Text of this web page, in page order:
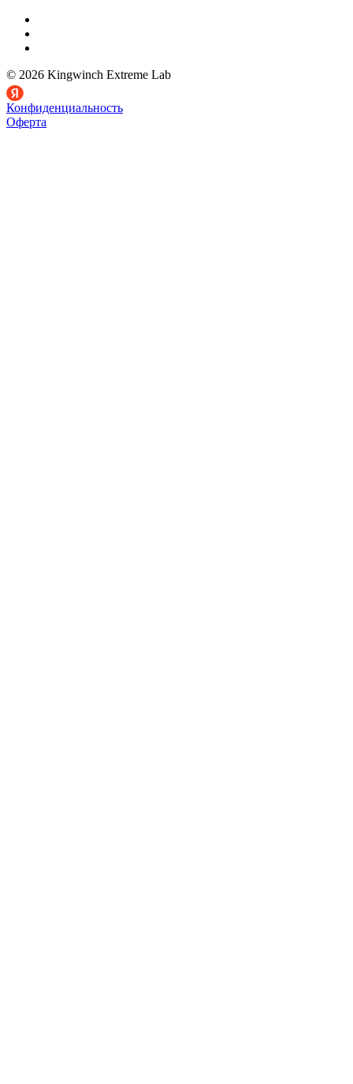
© 2026 Kingwinch Extreme Lab
Конфиденциальность
Оферта